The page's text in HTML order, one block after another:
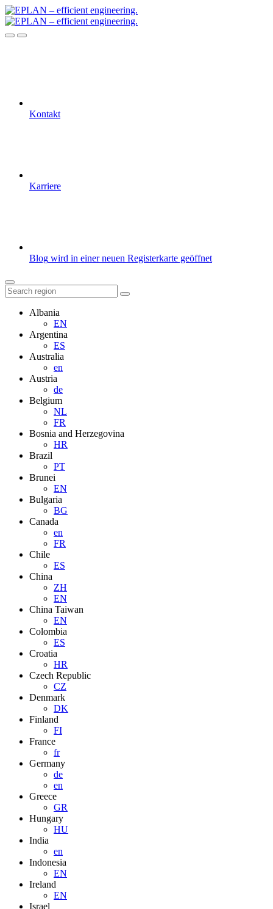
Kontakt
Karriere
Blog wird in einer neuen Registerkarte geöffnet
Albania
EN
Argentina
ES
Australia
en
Austria
de
Belgium
NL
FR
Bosnia and Herzegovina
HR
Brazil
PT
Brunei
EN
Bulgaria
BG
Canada
en
FR
Chile
ES
China
ZH
EN
China Taiwan
EN
Colombia
ES
Croatia
HR
Czech Republic
CZ
Denmark
DK
Finland
FI
France
fr
Germany
de
en
Greece
GR
Hungary
HU
India
en
Indonesia
EN
Ireland
EN
Israel